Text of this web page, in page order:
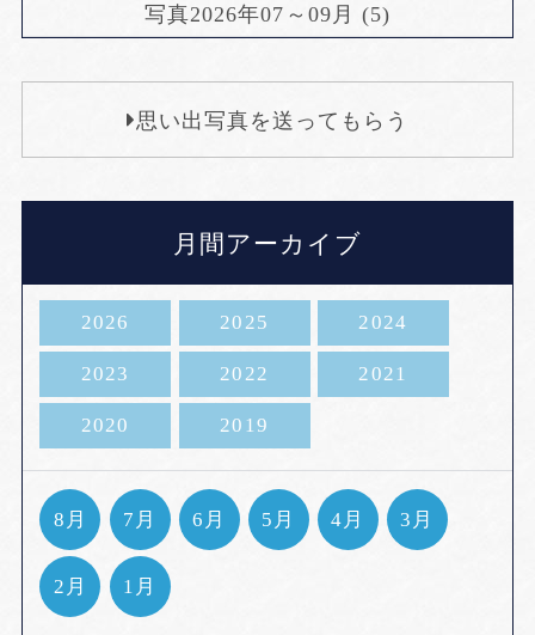
写真2026年07～09月 (5)
思い出写真を送ってもらう
月間アーカイブ
2026 2025 2024
2023 2022 2021
2020 2019
8月 7月 6月 5月 4月 3月
2月 1月